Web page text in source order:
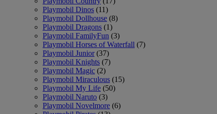
Playmobil Dinos (11)
Playmobil Dollhouse (8)
Playmobil Dragons (1)
Playmobil FamilyFun (3)
Playmobil Horses of Waterfall (7)
Playmobil Junior (37)
Playmobil Knights (7)
Playmobil Magic (2)
Playmobil Miraculous (15)
Playmobil My Life (50)
Playmobil Naruto (3)
Playmobil Novelmore (6)